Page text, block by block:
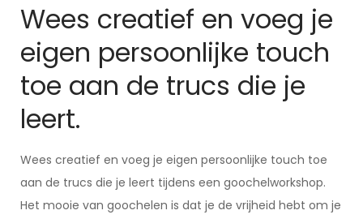
Wees creatief en voeg je
eigen persoonlijke touch
toe aan de trucs die je
leert.
Wees creatief en voeg je eigen persoonlijke touch toe
aan de trucs die je leert tijdens een goochelworkshop.
Het mooie van goochelen is dat je de vrijheid hebt om je